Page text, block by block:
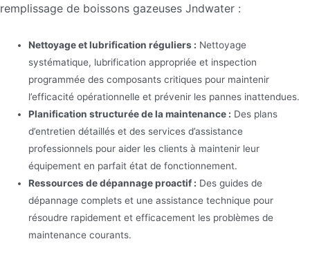
remplissage de boissons gazeuses Jndwater :
Nettoyage et lubrification réguliers : Nettoyage
systématique, lubrification appropriée et inspection
programmée des composants critiques pour maintenir
l’efficacité opérationnelle et prévenir les pannes inattendues.
Planification structurée de la maintenance : Des plans
d’entretien détaillés et des services d’assistance
professionnels pour aider les clients à maintenir leur
équipement en parfait état de fonctionnement.
Ressources de dépannage proactif : Des guides de
dépannage complets et une assistance technique pour
résoudre rapidement et efficacement les problèmes de
maintenance courants.